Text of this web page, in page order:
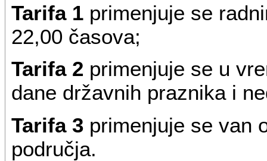
Tarifa 1primenjuje se
22,00 časova;
Tarifa 2 primenjuje se u
dane državnih praznika i
Tarifa 3primenjuje se van
područja.